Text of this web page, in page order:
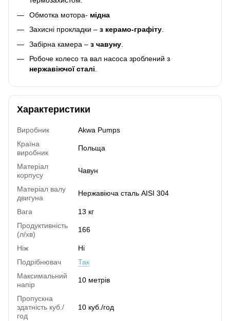
Обмотка мотора- мідна
Захисні прокладки – з керамо-графіту
Забірна камера – з чавуну
Робоче колесо та вал насоса зроблений з
нержавіючої сталі
Характеристики
Виробник
Akwa Pumps
Країна
виробник
Польща
Матеріал
корпусу
Чавун
Матеріал валу
двигуна
Нержавіюча сталь AISI 304
Вага
13 кг
Продуктивність
(л/хв)
166
Ніж
Ні
Подрібнювач
Так
Максимальний
напір
10 метрів
Пропускна
здатність куб./
год
10 куб./год